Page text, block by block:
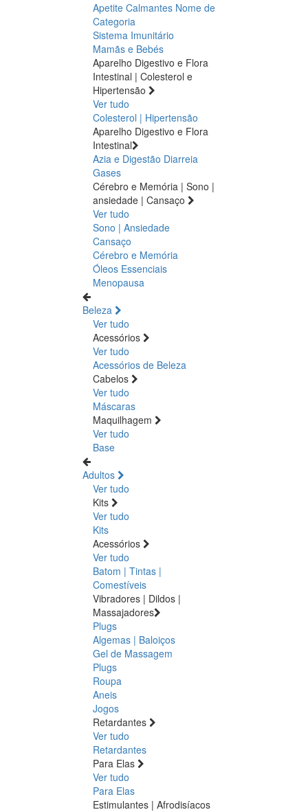
Apetite Calmantes Nome de
Categoria
Sistema Imunitário
Mamãs e Bebés
Aparelho Digestivo e Flora
Intestinal | Colesterol e
Hipertensão
Ver tudo
Colesterol | Hipertensão
Aparelho Digestivo e Flora
Intestinal
Azia e Digestão Diarreia
Gases
Cérebro e Memória | Sono |
ansiedade | Cansaço
Ver tudo
Sono | Ansiedade
Cansaço
Cérebro e Memória
Óleos Essenciais
Menopausa
Beleza
Ver tudo
Acessórios
Ver tudo
Acessórios de Beleza
Cabelos
Ver tudo
Máscaras
Maquilhagem
Ver tudo
Base
Adultos
Ver tudo
Kits
Ver tudo
Kits
Acessórios
Ver tudo
Batom | Tintas |
Comestíveis
Vibradores | Dildos |
Massajadores
Plugs
Algemas | Baloiços
Gel de Massagem
Plugs
Roupa
Aneis
Jogos
Retardantes
Ver tudo
Retardantes
Para Elas
Ver tudo
Para Elas
Estimulantes | Afrodisíacos